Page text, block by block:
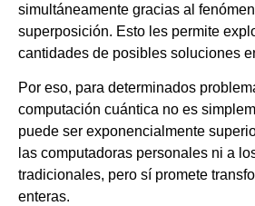
simultáneamente gracias al
superposición. Esto les permite
cantidades de posibles soluciones
Por eso, para determinados
computación cuántica no es
puede ser exponencialmente
las computadoras personales ni a
tradicionales, pero sí promete
enteras.